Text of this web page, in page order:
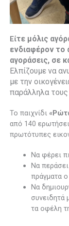
Είτε μόλις
ενδιαφέρον το
αγοράσεις, σε
Ελπίζουμε να
με την
παράλληλα τους
Το παιχνίδι
από 140
πρωτότυπες
Να φέρει
Να
πράγματα ο
Να
συνειδητά
τα οφέλη